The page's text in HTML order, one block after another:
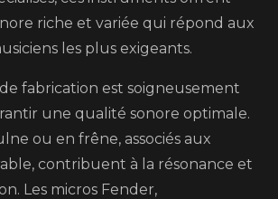
riche et variée qui répond aux
les plus exigeants.
fabrication est soigneusement
une qualité sonore optimale.
ou en frêne, associés aux
contribuent à la résonance et
Les micros Fender,